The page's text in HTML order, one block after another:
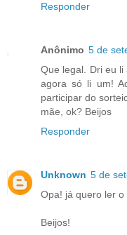
Responder
Anônimo 5 de
Que legal. Dri eu
agora só li um!
participar do
mãe, ok? Beijos
Responder
Unknown 5 de
Opa! já quero ler
Beijos!